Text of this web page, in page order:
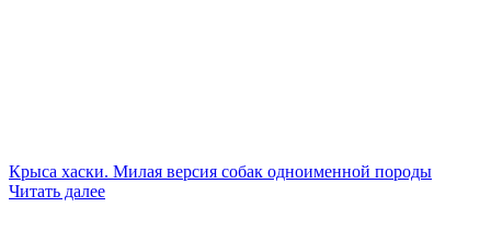
Крыса хаски. Милая версия собак одноименной породы
Читать далее